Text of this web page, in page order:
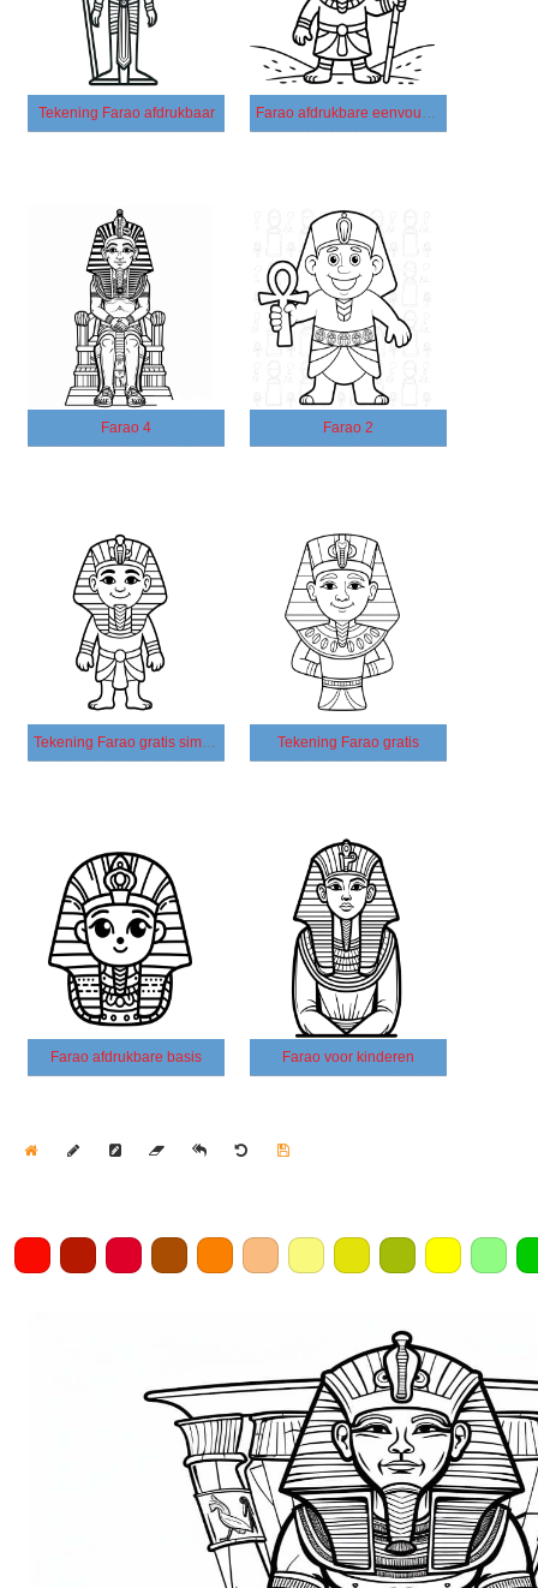
Tekening Farao afdrukbaar
Farao 4 Farao 2
Tekening Farao gratis
Farao afdrukbare basis Farao voor kinderen